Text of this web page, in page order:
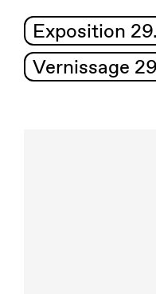
Exposition
Vernissage